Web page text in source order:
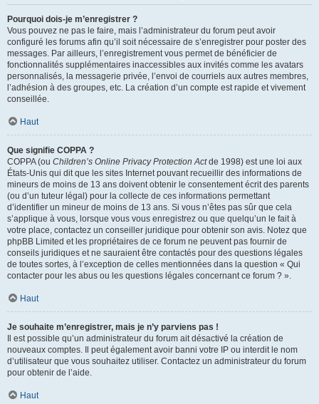
Pourquoi dois-je m’enregistrer ?
Vous pouvez ne pas le faire, mais l’administrateur du forum peut avoir
configuré les forums afin qu’il soit nécessaire de s’enregistrer pour poster des
messages. Par ailleurs, l’enregistrement vous permet de bénéficier de
fonctionnalités supplémentaires inaccessibles aux invités comme les avatars
personnalisés, la messagerie privée, l’envoi de courriels aux autres membres,
l’adhésion à des groupes, etc. La création d’un compte est rapide et vivement
conseillée.
Haut
Que signifie COPPA ?
COPPA (ou Children’s Online Privacy Protection Actde 1998) est une loi aux
États-Unis qui dit que les sites Internet pouvant recueillir des informations de
mineurs de moins de 13 ans doivent obtenir le consentement écrit des parents
(ou d’un tuteur légal) pour la collecte de ces informations permettant
d’identifier un mineur de moins de 13 ans. Si vous n’êtes pas sûr que cela
s’applique à vous, lorsque vous vous enregistrez ou que quelqu’un le fait à
votre place, contactez un conseiller juridique pour obtenir son avis. Notez que
phpBB Limited et les propriétaires de ce forum ne peuvent pas fournir de
conseils juridiques et ne sauraient être contactés pour des questions légales
de toutes sortes, à l’exception de celles mentionnées dans la question « Qui
contacter pour les abus ou les questions légales concernant ce forum ? ».
Haut
Je souhaite m’enregistrer, mais je n’y parviens pas !
Il est possible qu’un administrateur du forum ait désactivé la création de
nouveaux comptes. Il peut également avoir banni votre IP ou interdit le nom
d’utilisateur que vous souhaitez utiliser. Contactez un administrateur du forum
pour obtenir de l’aide.
Haut